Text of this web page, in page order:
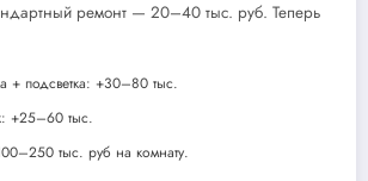
ремонт — 20–40 тыс. руб. Теперь
+ подсветка: +30–80 тыс.
+25–60 тыс.
тыс. руб на комнату.